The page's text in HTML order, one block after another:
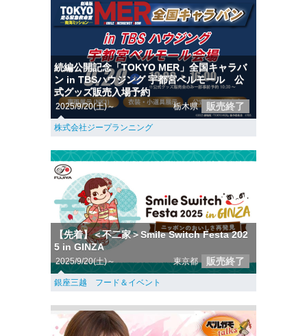
続編公開記念「TOKYO MER」全国キャラバ
ン in TBSハウジング 宇都宮ベルモール 公
式グッズ販売入場予約
2025/9/20(土)～ 栃木県 販売終了
株式会社ジープランニング
【先着】＜不二家＞Smile Switch Festa 202
5 in GINZA
2025/9/20(土)～ 東京都 販売終了
銀座三越 フード＆イベント